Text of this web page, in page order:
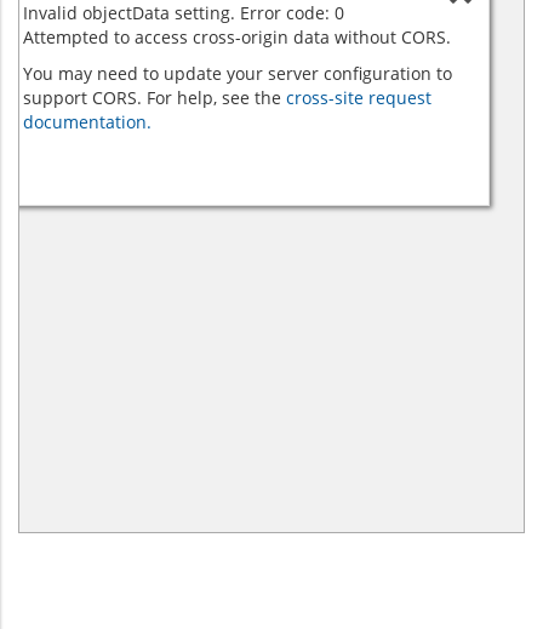
Invalid objectData setting. Error code: 0
Attempted to access cross-origin data without CORS.
You may need to update your server configuration to
support CORS. For help, see the cross-site request
documentation.